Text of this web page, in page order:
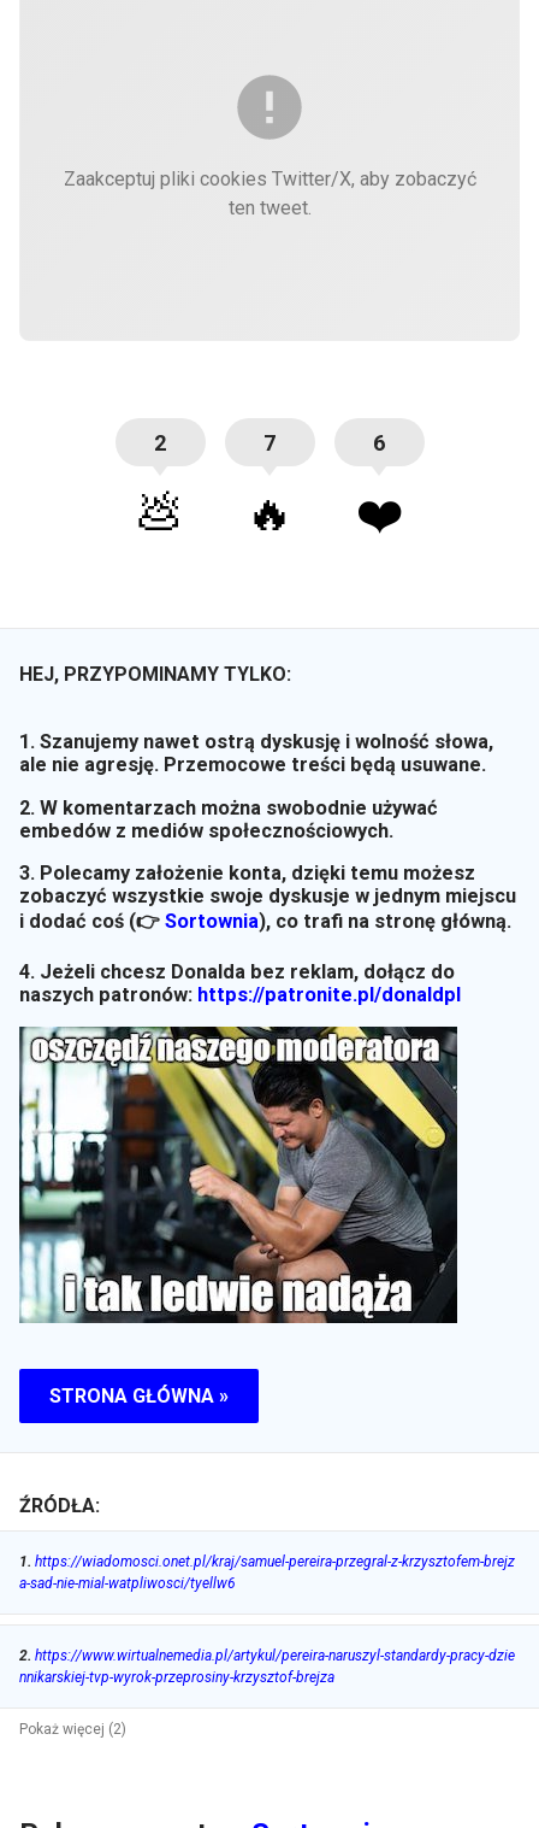
Zaakceptuj pliki cookies Twitter/X, aby zobaczyć
ten tweet.
2
💩
7
🔥
6
❤️
HEJ, PRZYPOMINAMY TYLKO:
1. Szanujemy nawet ostrą dyskusję i wolność słowa,
ale nie agresję. Przemocowe treści będą usuwane.
2. W komentarzach można swobodnie używać
embedów z mediów społecznościowych.
3. Polecamy założenie konta, dzięki temu możesz
zobaczyć wszystkie swoje dyskusje w jednym miejscu
i dodać coś (👉 Sortownia), co trafi na stronę główną.
4. Jeżeli chcesz Donalda bez reklam, dołącz do
naszych patronów: https://patronite.pl/donaldpl
STRONA GŁÓWNA »
ŹRÓDŁA:
1. https://wiadomosci.onet.pl/kraj/samuel-pereira-przegral-z-krzysztofem-brejz
a-sad-nie-mial-watpliwosci/tyellw6
2. https://www.wirtualnemedia.pl/artykul/pereira-naruszyl-standardy-pracy-dzie
nnikarskiej-tvp-wyrok-przeprosiny-krzysztof-brejza
Pokaż więcej (2)